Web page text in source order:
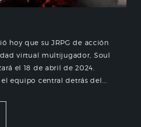
hoy que su JRPG de acción
virtual multijugador, Soul
el 18 de abril de 2024.
equipo central detrás del...